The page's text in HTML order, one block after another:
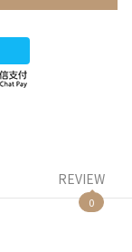
REVIEW
0